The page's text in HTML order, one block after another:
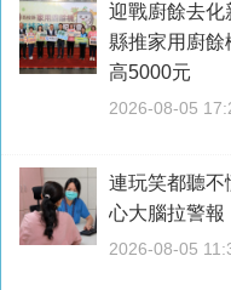
迎戰廚餘去
縣推家用廚餘
高5000元
2026-08-05
連玩笑都聽
心大腦拉警報
2026-08-05